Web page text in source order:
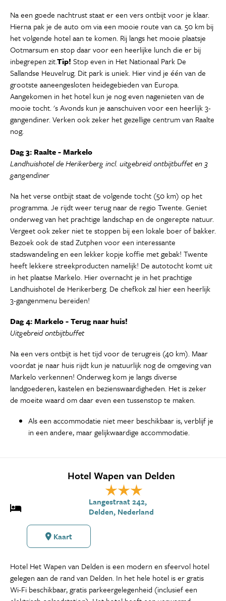
Na een goede nachtrust staat er een vers ontbijt voor je klaar.
Hierna pak je de auto om via een mooie route van ca. 50 km bij
het volgende hotel aan te komen. Rij langs het mooie plaatsje
Ootmarsum en stop daar voor een heerlijke lunch die er bij
inbegrepen zit.Tip! Stop even in Het Nationaal Park De
Sallandse Heuvelrug. Dit park is uniek. Hier vind je één van de
grootste aaneengesloten heidegebieden van Europa.
Aangekomen in het hotel kun je nog even nagenieten van de
mooie tocht. 's Avonds kun je aanschuiven voor een heerlijk 3-
gangendiner. Verken ook zeker het gezellige centrum van Raalte
nog.
Dag 3: Raalte - Markelo
Landhuishotel de Herikerberg incl. uitgebreid ontbijtbuffet en 3
gangendiner
Na het verse ontbijt staat de volgende tocht (50 km) op het
programma. Je rijdt weer terug naar de regio Twente. Geniet
onderweg van het prachtige landschap en de ongerepte natuur.
Vergeet ook zeker niet te stoppen bij een lokale boer of bakker.
Bezoek ook de stad Zutphen voor een interessante
stadswandeling en een lekker kopje koffie met gebak! Twente
heeft lekkere streekproducten namelijk! De autotocht komt uit
in het plaatse Markelo. Hier overnacht je in het prachtige
Landhuishotel de Herikerberg. De chefkok zal hier een heerlijk
3-gangenmenu bereiden!
Dag 4: Markelo - Terug naar huis!
Uitgebreid ontbijtbuffet
Na een vers ontbijt is het tijd voor de terugreis (40 km). Maar
voordat je naar huis rijdt kun je natuurlijk nog de omgeving van
Markelo verkennen! Onderweg kom je langs diverse
landgoederen, kastelen en bezienswaardigheden. Het is zeker
de moeite waard om daar even een tussenstop te maken.
Als een accommodatie niet meer beschikbaar is, verblijf je
in een andere, maar gelijkwaardige accommodatie.
Hotel Wapen van Delden
Langestraat 242,
Delden, Nederland
Kaart
Hotel Het Wapen van Delden is een modern en sfeervol hotel
gelegen aan de rand van Delden. In het hele hotel is er gratis
Wi-Fi beschikbaar, gratis parkeergelegenheid (inclusief een